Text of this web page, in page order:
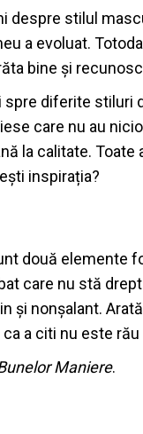
despre stilul
a evoluat.
bine și
diferite stiluri
care nu au
la calitate.
inspirația?
două elemente
care nu stă
și nonșalant.
a citi nu este rău
Maniere.